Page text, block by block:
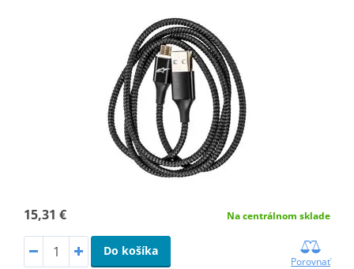
15,31 € Na centrálnom sklade
Do košíka
Porovnať